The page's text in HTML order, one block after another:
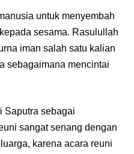
untuk menyembah
sesama. Rasulullah
iman salah satu kalian
sebagaimana mencintai
Saputra sebagai
sangat senang dengan
karena acara reuni